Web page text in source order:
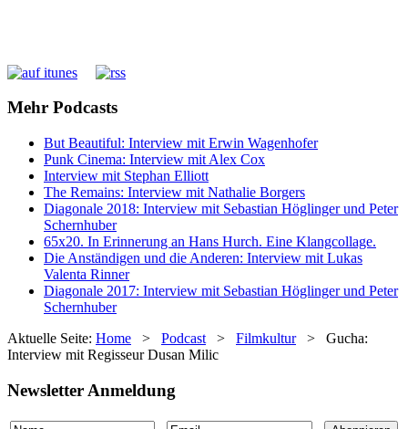
Mehr Podcasts
But Beautiful: Interview mit Erwin Wagenhofer
Punk Cinema: Interview mit Alex Cox
Interview mit Stephan Elliott
The Remains: Interview mit Nathalie Borgers
Diagonale 2018: Interview mit Sebastian Höglinger und Peter
Schernhuber
65x20. In Erinnerung an Hans Hurch. Eine Klangcollage.
Die Anständigen und die Anderen: Interview mit Lukas
Valenta Rinner
Diagonale 2017: Interview mit Sebastian Höglinger und Peter
Schernhuber
Aktuelle Seite: Home > Podcast > Filmkultur > Gucha:
Interview mit Regisseur Dusan Milic
Newsletter Anmeldung